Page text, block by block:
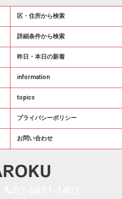
区・住所から検索
詳細条件から検索
昨日・本日の新着
information
topics
プライバシーポリシー
お問い合わせ